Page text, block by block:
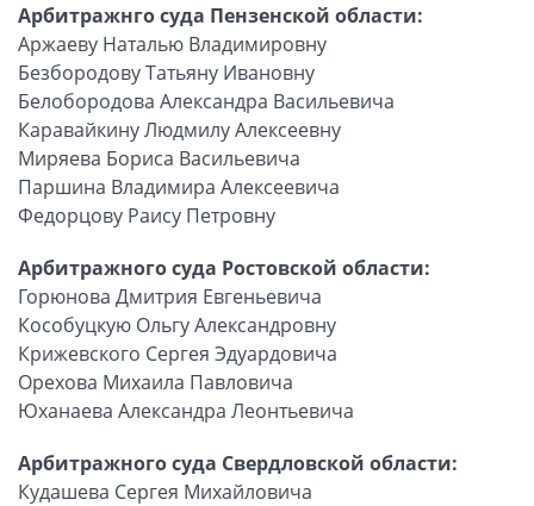
Арбитражнго суда Пензенской области:
Аржаеву Наталью Владимировну
Безбородову Татьяну Ивановну
Белобородова Александра Васильевича
Каравайкину Людмилу Алексеевну
Миряева Бориса Васильевича
Паршина Владимира Алексеевича
Федорцову Раису Петровну
Арбитражного суда Ростовской области:
Горюнова Дмитрия Евгеньевича
Кособуцкую Ольгу Александровну
Крижевского Сергея Эдуардовича
Орехова Михаила Павловича
Юханаева Александра Леонтьевича
Арбитражного суда Свердловской области:
Кудашева Сергея Михайловича